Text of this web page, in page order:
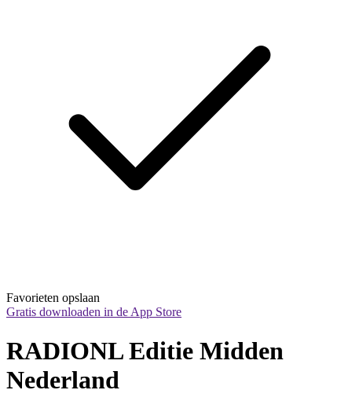
Favorieten opslaan
Gratis downloaden in de App Store
RADIONL Editie Midden
Nederland